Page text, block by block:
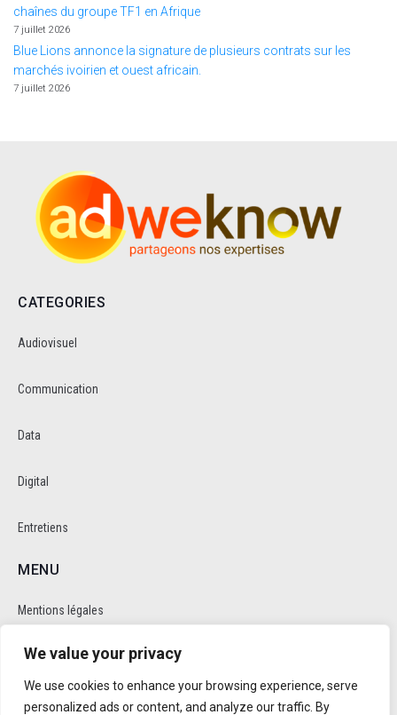
We value your privacy
We use cookies to enhance your browsing experience, serve
personalized ads or content, and analyze our traffic. By
chaînes du groupe TF1 en Afrique
7 juillet 2026
Blue Lions annonce la signature de plusieurs contrats sur les
marchés ivoirien et ouest africain.
7 juillet 2026
CATEGORIES
Audiovisuel
Communication
Data
Digital
Entretiens
MENU
Mentions légales
Politique de cookie et de confidentalité
RÉSEAUX SOCIAUX